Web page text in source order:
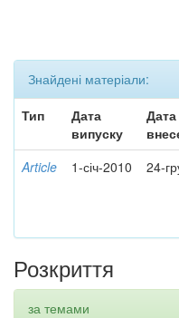
Знайдені матеріали:
Тип
Дата
випуску
Дата
Article 1-січ-2010 24-
Розкриття
за темами